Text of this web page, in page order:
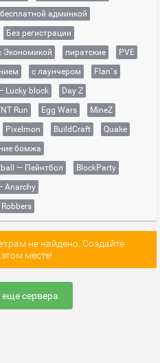
админкой
Без регистрации
Экономикой пиратские
PVE
с лаунчером
Flan`s
Lucky block
Day Z
Run Egg Wars
MineZ
Pixelmon BuildCraft
Quake
бомжа
— Пейнтбол
BlockParty
Anarchy
не найдено. Создайте
месте!
еще сервера